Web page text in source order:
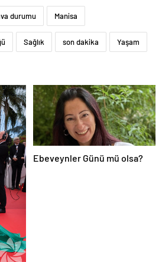
durumu Manisa
Sağlık son dakika Yaşam
Ebeveynler Günü mü olsa?